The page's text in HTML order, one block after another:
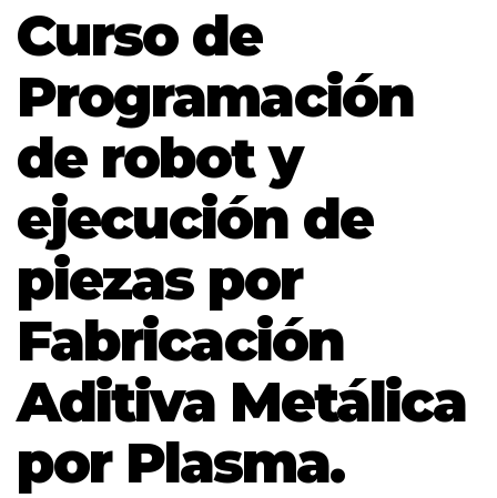
Curso de
Programación
de robot y
ejecución de
piezas por
Fabricación
Aditiva Metálica
por Plasma.